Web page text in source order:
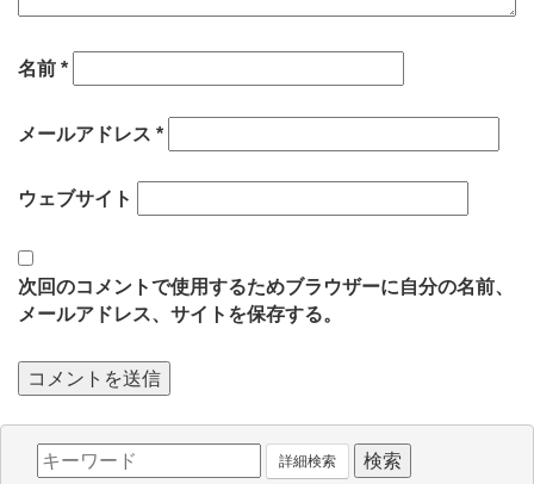
名前 *
メールアドレス *
ウェブサイト
次回のコメントで使用するためブラウザーに自分の名前、
メールアドレス、サイトを保存する。
詳細検索